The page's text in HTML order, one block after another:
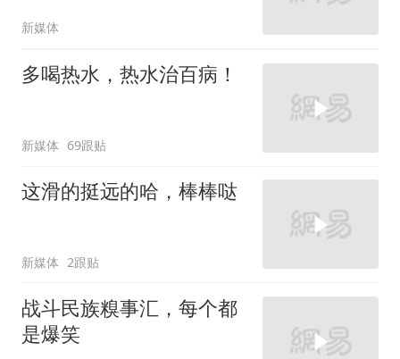
新媒体
多喝热水，热水治百病！
新媒体 69跟贴
这滑的挺远的哈，棒棒哒
新媒体 2跟贴
战斗民族糗事汇，每个都
是爆笑